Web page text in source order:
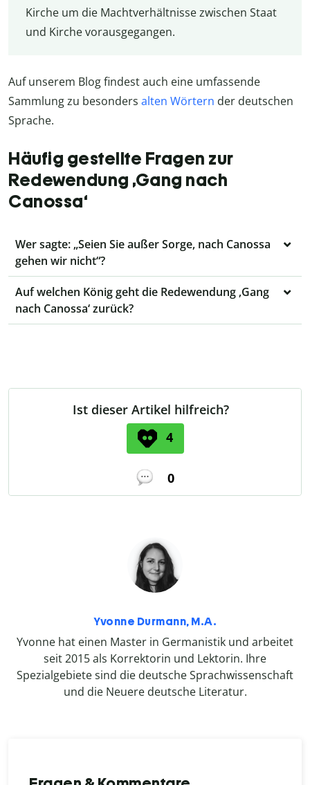
Kirche um die Machtverhältnisse zwischen Staat
und Kirche vorausgegangen.
Auf unserem Blog findest auch eine umfassende
Sammlung zu besonders alten Wörtern der deutschen
Sprache.
Häufig gestellte Fragen zur
Redewendung ‚Gang nach
Canossa‘
Wer sagte: „Seien Sie außer Sorge, nach Canossa
gehen wir nicht“?
Auf welchen König geht die Redewendung ‚Gang
nach Canossa‘ zurück?
Ist dieser Artikel hilfreich?
4
0
Yvonne Durmann, M.A.
Yvonne hat einen Master in Germanistik und arbeitet
seit 2015 als Korrektorin und Lektorin. Ihre
Spezialgebiete sind die deutsche Sprachwissenschaft
und die Neuere deutsche Literatur.